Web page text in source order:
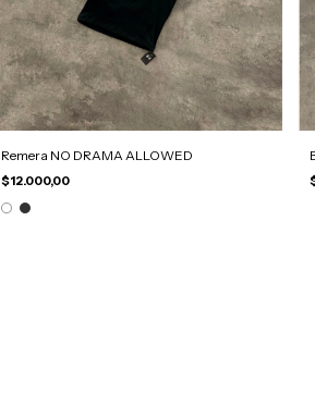
Remera NO DRAMA ALLOWED
$12.000,00